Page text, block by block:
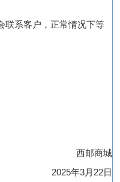
联系客户，正常情况下等
西邮商城
2025年3月22日